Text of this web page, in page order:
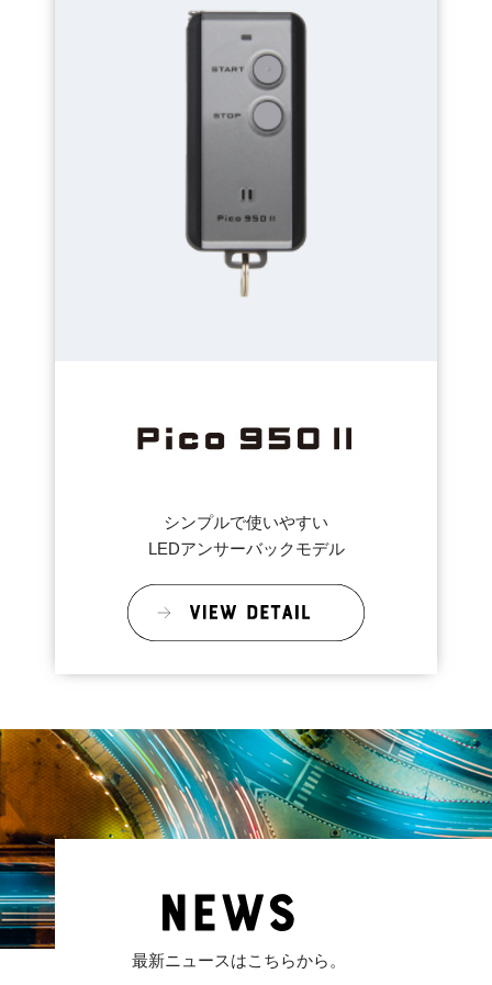
シンプルで使いやすい
LEDアンサーバックモデル
最新ニュースはこちらから。